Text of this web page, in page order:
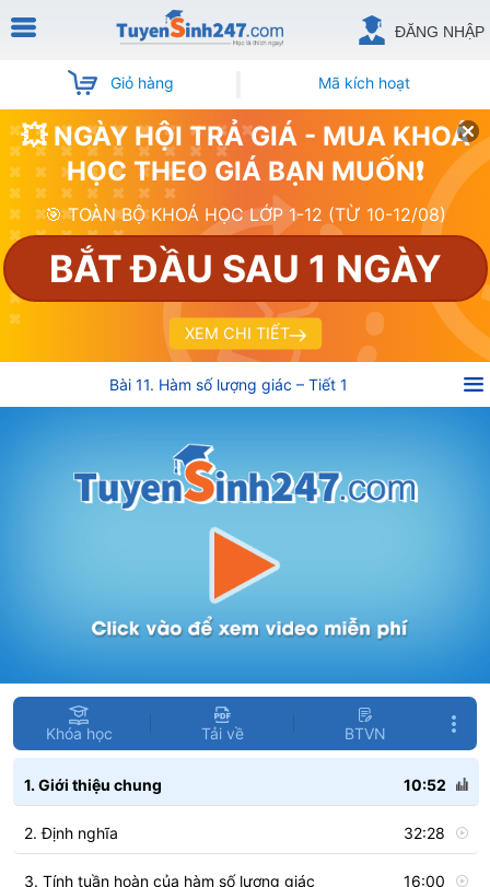
ĐĂNG NHẬP
Giỏ hàng Mã kích hoạt
💥 NGÀY HỘI TRẢ GIÁ - MUA KHOÁ
HỌC THEO GIÁ BẠN MUỐN❗
🎯 TOÀN BỘ KHOÁ HỌC LỚP 1-12 (TỪ 10-12/08)
BẮT ĐẦU SAU 1 NGÀY
XEM CHI TIẾT
Bài 11. Hàm số lượng giác – Tiết 1
Khóa học Tải về BTVN
1. Giới thiệu chung 10:52
2. Định nghĩa 32:28
3. Tính tuần hoàn của hàm số lượng giác 16:00